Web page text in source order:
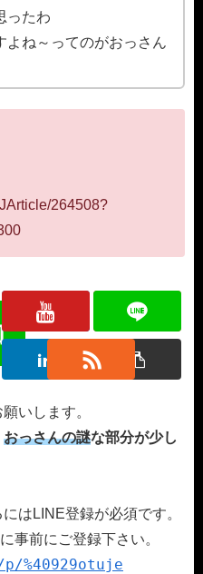
ったわ
よね～ってのがおっさん
264508?
いします。
おっさんの謎な部分が少し
はLINE登録が必須です。
事前にご登録下さい。